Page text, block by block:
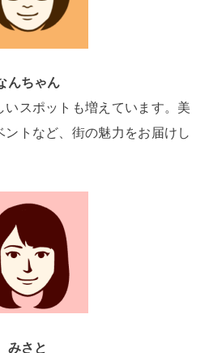
んちゃん
いスポットも増えています。美
トなど、街の魅力をお届けし
みさと